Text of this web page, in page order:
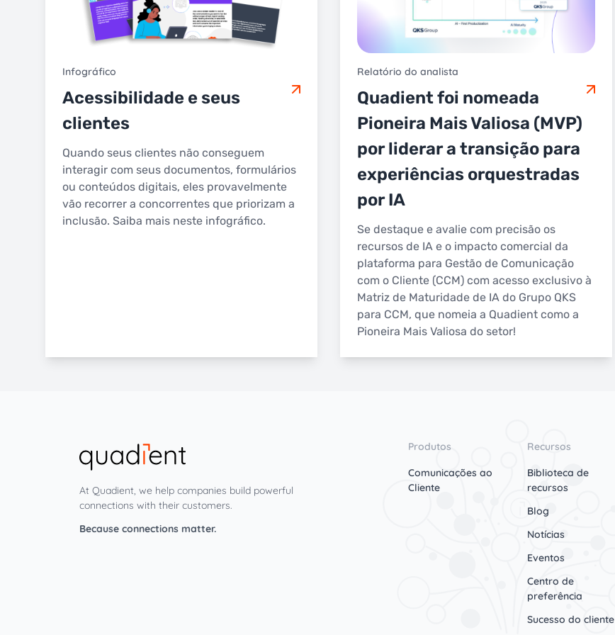
Infográfico
Acessibilidade e seus
clientes
Quando seus clientes não conseguem
interagir com seus documentos, formulários
ou conteúdos digitais, eles provavelmente
vão recorrer a concorrentes que priorizam a
inclusão. Saiba mais neste infográfico.
Relatório do analista
Quadient foi nomeada
Pioneira Mais Valiosa (MVP)
por liderar a transição para
experiências orquestradas
por IA
Se destaque e avalie com precisão os
recursos de IA e o impacto comercial da
plataforma para Gestão de Comunicação
com o Cliente (CCM) com acesso exclusivo à
Matriz de Maturidade de IA do Grupo QKS
para CCM, que nomeia a Quadient como a
Pioneira Mais Valiosa do setor!
At Quadient, we help companies build powerful
connections with their customers.
Because connections matter.
Produtos
Comunicações ao
Cliente
Recursos
Biblioteca de
recursos
Blog
Notícias
Eventos
Centro de
preferência
Sucesso do cliente